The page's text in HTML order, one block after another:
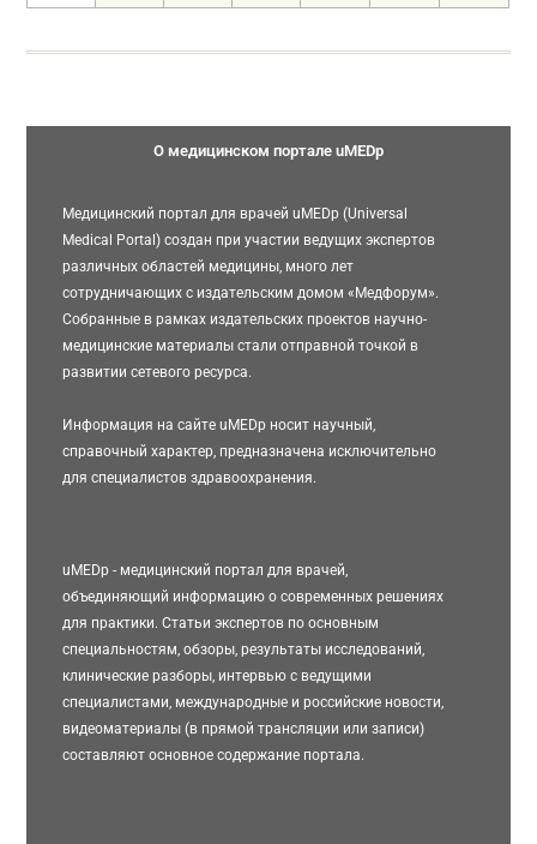
О медицинском портале uMEDp
Медицинский портал для врачей uMEDp (Universal
Medical Portal) создан при участии ведущих экспертов
различных областей медицины, много лет
сотрудничающих с издательским домом «Медфорум».
Собранные в рамках издательских проектов научно-
медицинские материалы стали отправной точкой в
развитии сетевого ресурса.
Информация на сайте uMEDp носит научный,
справочный характер, предназначена исключительно
для специалистов здравоохранения.
uMEDp - медицинский портал для врачей,
объединяющий информацию о современных решениях
для практики. Статьи экспертов по основным
специальностям, обзоры, результаты исследований,
клинические разборы, интервью с ведущими
специалистами, международные и российские новости,
видеоматериалы (в прямой трансляции или записи)
составляют основное содержание портала.